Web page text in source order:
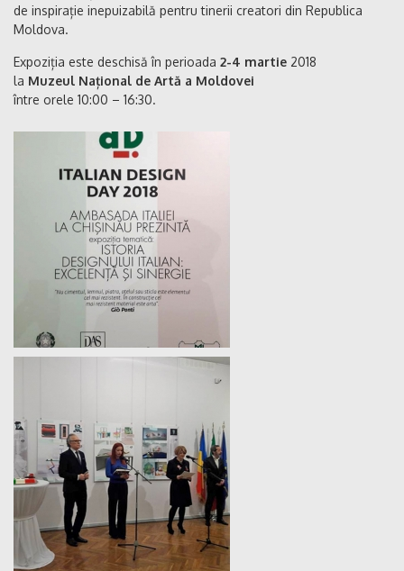
de inspirație inepuizabilă pentru tinerii creatori din Republica
Moldova.
Expoziția este deschisă în perioada 2-4 martie 2018
la Muzeul Național de Artă a Moldovei
între orele 10:00 – 16:30.